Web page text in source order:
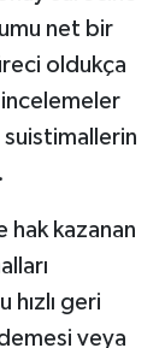
net bir
oldukça
incelemeler
suistimallerin
kazanan
hızlı geri
veya